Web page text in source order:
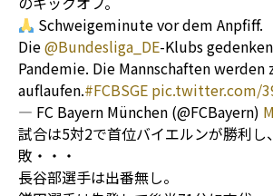
Schweigeminute vor dem Anpfiff.
Die@Bundesliga_DE-Klubs
Pandemie. Die Mannschaften
auflaufen.#FCBSGE pic.twitter.com/
— FC Bayern München (@FCBayern)
試合は5対2で首位バイエルンが勝利
敗・・・
長谷部選手は出番無し。